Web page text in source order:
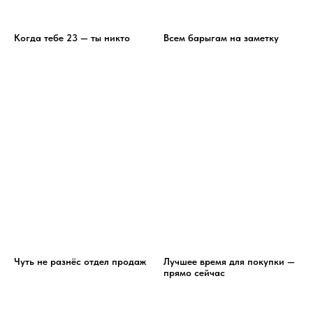
Когда тебе 23 — ты никто Всем барыгам на заметку
Чуть не разнёс отдел продаж
Лучшее время для покупки —
прямо сейчас